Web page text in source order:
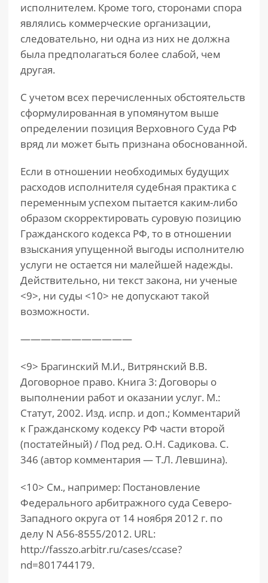
исполнителем. Кроме того, сторонами спора
являлись коммерческие организации,
следовательно, ни одна из них не должна
была предполагаться более слабой, чем
другая.
С учетом всех перечисленных обстоятельств
сформулированная в упомянутом выше
определении позиция Верховного Суда РФ
вряд ли может быть признана обоснованной.
Если в отношении необходимых будущих
расходов исполнителя судебная практика с
переменным успехом пытается каким-либо
образом скорректировать суровую позицию
Гражданского кодекса РФ, то в отношении
взыскания упущенной выгоды исполнителю
услуги не остается ни малейшей надежды.
Действительно, ни текст закона, ни ученые
<9>, ни суды <10> не допускают такой
возможности.
———————————
<9> Брагинский М.И., Витрянский В.В.
Договорное право. Книга 3: Договоры о
выполнении работ и оказании услуг. М.:
Статут, 2002. Изд. испр. и доп.; Комментарий
к Гражданскому кодексу РФ части второй
(постатейный) / Под ред. О.Н. Садикова. С.
346 (автор комментария — Т.Л. Левшина).
<10> См., например: Постановление
Федерального арбитражного суда Северо-
Западного округа от 14 ноября 2012 г. по
делу N А56-8555/2012. URL:
http://fasszo.arbitr.ru/cases/ccase?
nd=801744179.